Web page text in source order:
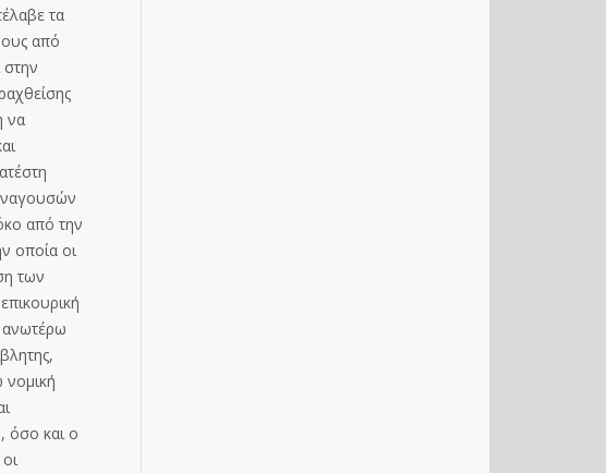
τα
από
να
τη
από την
οποία οι
των
νομική
όσο και ο